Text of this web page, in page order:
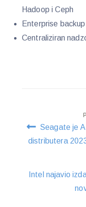
Hadoop i Ceph
Enterprise
Centraliziran
PostSeagate je
distributera
Intel najavio